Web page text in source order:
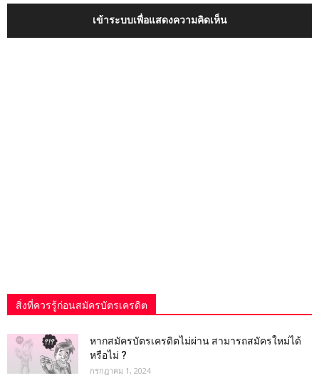
เข้าระบบเพื่อแสดงความคิดเห็น
สิ่งที่ควรรู้ก่อนสมัครบัตรเครดิต
หากสมัครบัตรเครดิตไม่ผ่าน สามารถสมัครใหม่ได้
หรือไม่ ?
กรกฎาคม 1, 2024